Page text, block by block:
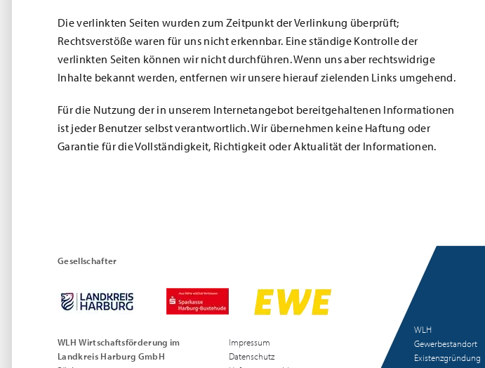
Die verlinkten Seiten wurden zum Zeitpunkt der Verlinkung überprüft;
Rechtsverstöße waren für uns nicht erkennbar. Eine ständige Kontrolle der
verlinkten Seiten können wir nicht durchführen. Wenn uns aber rechtswidrige
Inhalte bekannt werden, entfernen wir unsere hierauf zielenden Links umgehend.
Für die Nutzung der in unserem Internetangebot bereitgehaltenen Informationen
ist jeder Benutzer selbst verantwortlich. Wir übernehmen keine Haftung oder
Garantie für die Vollständigkeit, Richtigkeit oder Aktualität der Informationen.
Gesellschafter
WLH Wirtschaftsförderung im
Landkreis Harburg GmbH
Impressum
Datenschutz
WLH
Gewerbestandort
Existenzgründung